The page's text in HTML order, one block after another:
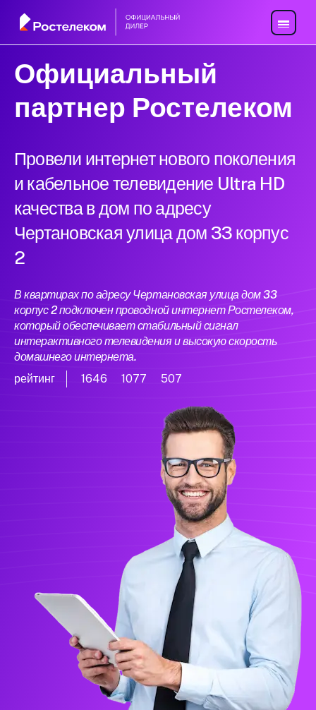
Официальный
партнер Ростелеком
Провели интернет нового поколения
и кабельное телевидение Ultra HD
качества в дом по адресу
Чертановская улица дом 33 корпус
2
В квартирах по адресу Чертановская улица дом 33
корпус 2 подключен проводной интернет Ростелеком,
который обеспечивает стабильный сигнал
интерактивного телевидения и высокую скорость
домашнего интернета.
рейтинг
1646 1077 507